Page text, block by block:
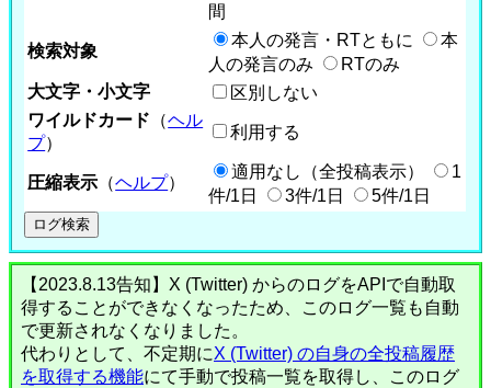
間
検索対象
本人の発言・RTともに
本
人の発言のみ
RTのみ
大文字・小文字
区別しない
ワイルドカード （ヘル
プ）
利用する
圧縮表示 （ヘルプ）
適用なし（全投稿表示）
1
件/1日
3件/1日 5件/1日
【2023.8.13告知】X (Twitter) からのログをAPIで自動取
得することができなくなったため、このログ一覧も自動
で更新されなくなりました。
代わりとして、不定期にX (Twitter) の自身の全投稿履歴
を取得する機能にて手動で投稿一覧を取得し、このログ